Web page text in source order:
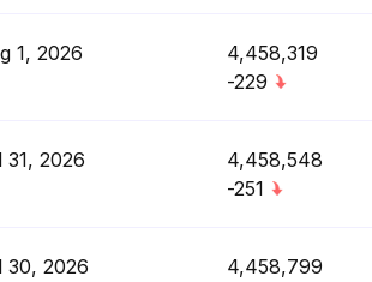
1, 2026
4,458,319
-229
31, 2026
4,458,548
-251
30, 2026
4,458,799